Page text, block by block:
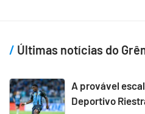
Últimas notícias do
A provável
Deportivo